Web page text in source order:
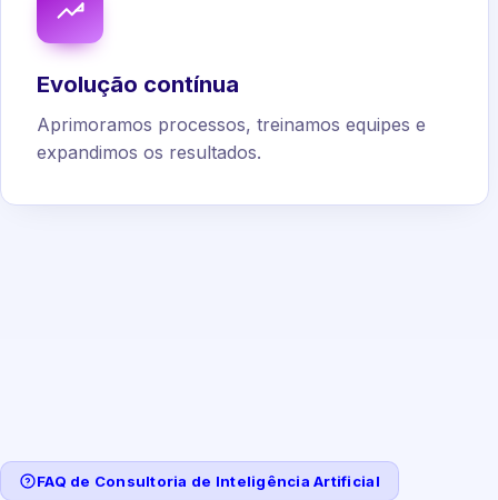
Evolução contínua
Aprimoramos processos, treinamos equipes e
expandimos os resultados.
FAQ de Consultoria de Inteligência Artificial